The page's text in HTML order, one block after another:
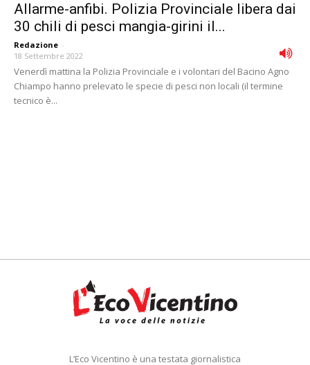
Allarme-anfibi. Polizia Provinciale libera dai
30 chili di pesci mangia-girini il...
Redazione -
18 Settembre 2022
Venerdì mattina la Polizia Provinciale e i volontari del Bacino Agno
Chiampo hanno prelevato le specie di pesci non locali (il termine
tecnico è...
L’Eco Vicentino è una testata giornalistica